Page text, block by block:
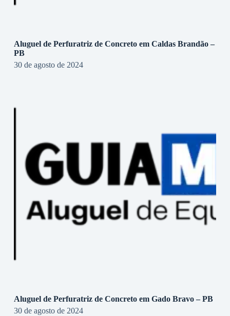
Aluguel de Perfuratriz de Concreto em Caldas Brandão –
PB
30 de agosto de 2024
Aluguel de Perfuratriz de Concreto em Gado Bravo – PB
30 de agosto de 2024